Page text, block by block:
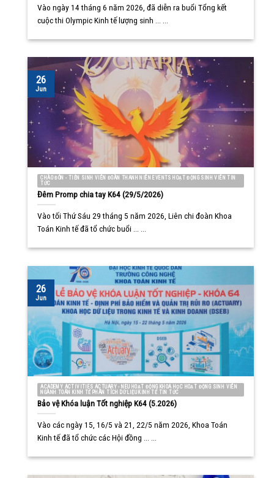
Vào ngày 14 tháng 6 năm 2026, đã diễn ra buổi Tổng kết
cuộc thi Olympic Kinh tế lượng sinh ... ...
CHÀO ĐÓN - TIỄN SINH VIÊN ĐOÀN THANH NIÊN EVENTS HOẠT ĐỘNG SINH VIÊN TIN
TỨC
Đêm Promp chia tay K64 (29/5/2026)
Vào tối Thứ Sáu 29 tháng 5 năm 2026, Liên chi đoàn Khoa
Toán Kinh tế đã tổ chức buổi ... ...
26
Jun
ACADEMY ACTIVITIES ACTUARY - NEU HOẠT ĐỘNG KHOA HỌC HOẠT ĐỘNG SINH VIÊN
NGÀNH TOÁN KINH TẾ PHÂN TÍCH DỮ LIỆU KINH TẾ TIN TỨC
Bảo vệ Khóa luận Tốt nghiệp K64 (5.2026)
Vào các ngày 15, 16/5 và 21, 22/5 năm 2026, Khoa Toán
Kinh tế đã tổ chức các Hội đồng ... ...
26
Jun